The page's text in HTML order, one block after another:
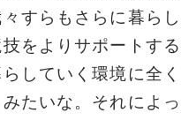
すらもさらに暮らし
をよりサポートする
していく環境に全く
たいな。それによっ